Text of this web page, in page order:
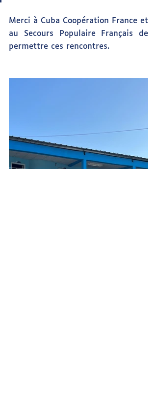
Merci à Cuba Coopération France et
au Secours Populaire Français de
permettre ces rencontres.